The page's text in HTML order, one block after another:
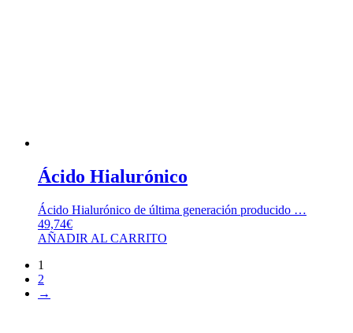
Ácido Hialurónico
Ácido Hialurónico de última generación producido …
49,74€
AÑADIR AL CARRITO
1
2
→